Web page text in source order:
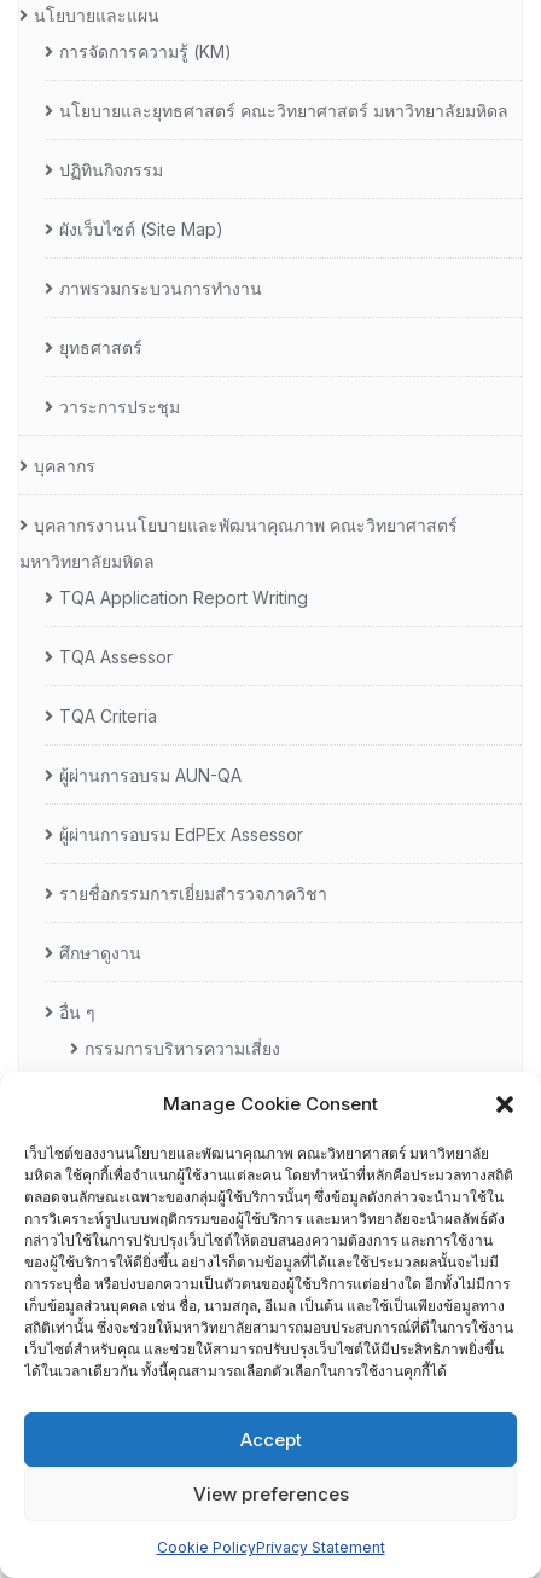
Manage Cookie Consent
เว็บไซต์ของงานนโยบายและพัฒนาคุณภาพ คณะวิทยาศาสตร์ มหาวิทยาลัย
มหิดล ใช้คุกกี้เพื่อจำแนกผู้ใช้งานแต่ละคน โดยทำหน้าที่หลักคือประมวลทางสถิติ
ตลอดจนลักษณะเฉพาะของกลุ่มผู้ใช้บริการนั้นๆ ซึ่งข้อมูลดังกล่าวจะนำมาใช้ใน
การวิเคราะห์รูปแบบพฤติกรรมของผู้ใช้บริการ และมหาวิทยาลัยจะนำผลลัพธ์ดัง
กล่าวไปใช้ในการปรับปรุงเว็บไซต์ให้ตอบสนองความต้องการ และการใช้งาน
ของผู้ใช้บริการให้ดียิ่งขึ้น อย่างไรก็ตามข้อมูลที่ได้และใช้ประมวลผลนั้นจะไม่มี
การระบุชื่อ หรือบ่งบอกความเป็นตัวตนของผู้ใช้บริการแต่อย่างใด อีกทั้งไม่มีการ
เก็บข้อมูลส่วนบุคคล เช่น ชื่อ, นามสกุล, อีเมล เป็นต้น และใช้เป็นเพียงข้อมูลทาง
สถิติเท่านั้น ซึ่งจะช่วยให้มหาวิทยาลัยสามารถมอบประสบการณ์ที่ดีในการใช้งาน
เว็บไซต์สำหรับคุณ และช่วยให้สามารถปรับปรุงเว็บไซต์ให้มีประสิทธิภาพยิ่งขึ้น
ได้ในเวลาเดียวกัน ทั้งนี้คุณสามารถเลือกตัวเลือกในการใช้งานคุกกี้ได้
Accept
View preferences
Cookie PolicyPrivacy Statement
นโยบายและแผน
การจัดการความรู้ (KM)
นโยบายและยุทธศาสตร์ คณะวิทยาศาสตร์ มหาวิทยาลัยมหิดล
ปฏิทินกิจกรรม
ผังเว็บไซต์ (Site Map)
ภาพรวมกระบวนการทำงาน
ยุทธศาสตร์
วาระการประชุม
บุคลากร
บุคลากรงานนโยบายและพัฒนาคุณภาพ คณะวิทยาศาสตร์
มหาวิทยาลัยมหิดล
TQA Application Report Writing
TQA Assessor
TQA Criteria
ผู้ผ่านการอบรม AUN-QA
ผู้ผ่านการอบรม EdPEx Assessor
รายชื่อกรรมการเยี่ยมสำรวจภาควิชา
ศึกษาดูงาน
อื่น ๆ
กรรมการบริหารความเสี่ยง
การอบรมพัฒนาหัวหน้าภาควิชา (HDP)
คณะกรรมการรับเรื่องร้องเรียน
คณะผู้บริหารคณะวิทยาศาสตร์ ที่ผ่านการอบรมด้านพัฒนา
คุณภาพ
คณะผู้บริหารคณะวิทยาศาสตร์ ปี 2558- 2562
ผู้ตรวจประเมิน MUQD
ประกันคุณภาพภายนอก